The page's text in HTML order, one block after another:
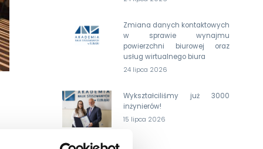
Zmiana danych kontaktowych
w sprawie wynajmu
powierzchni biurowej oraz
usług wirtualnego biura
24 lipca 2026
Wykształciliśmy już 3000
inżynierów!
15 lipca 2026